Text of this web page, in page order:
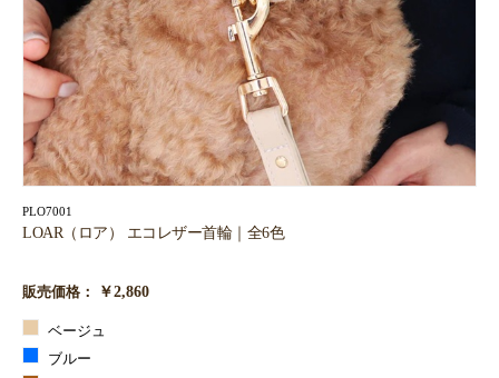
PLO7001
LOAR（ロア） エコレザー首輪｜全6色
販売価格： ￥2,860
ベージュ
ブルー